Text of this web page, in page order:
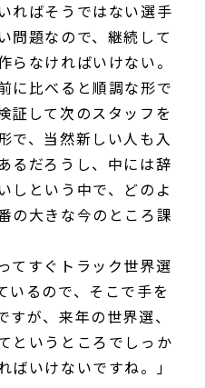
ればそうではない選手
問題なので、継続して
らなければいけない。
に比べると順調な形で
証して次のスタッフを
で、当然新しい人も入
るだろうし、中には辞
しという中で、どのよ
の大きな今のところ課
てすぐトラック世界選
いるので、そこで手を
が、来年の世界選、
というところでしっか
ばいけないですね。」